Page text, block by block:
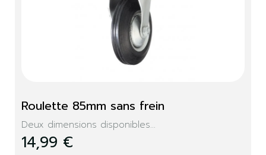
Roulette 85mm sans frein
Deux dimensions disponibles...
14,99 €